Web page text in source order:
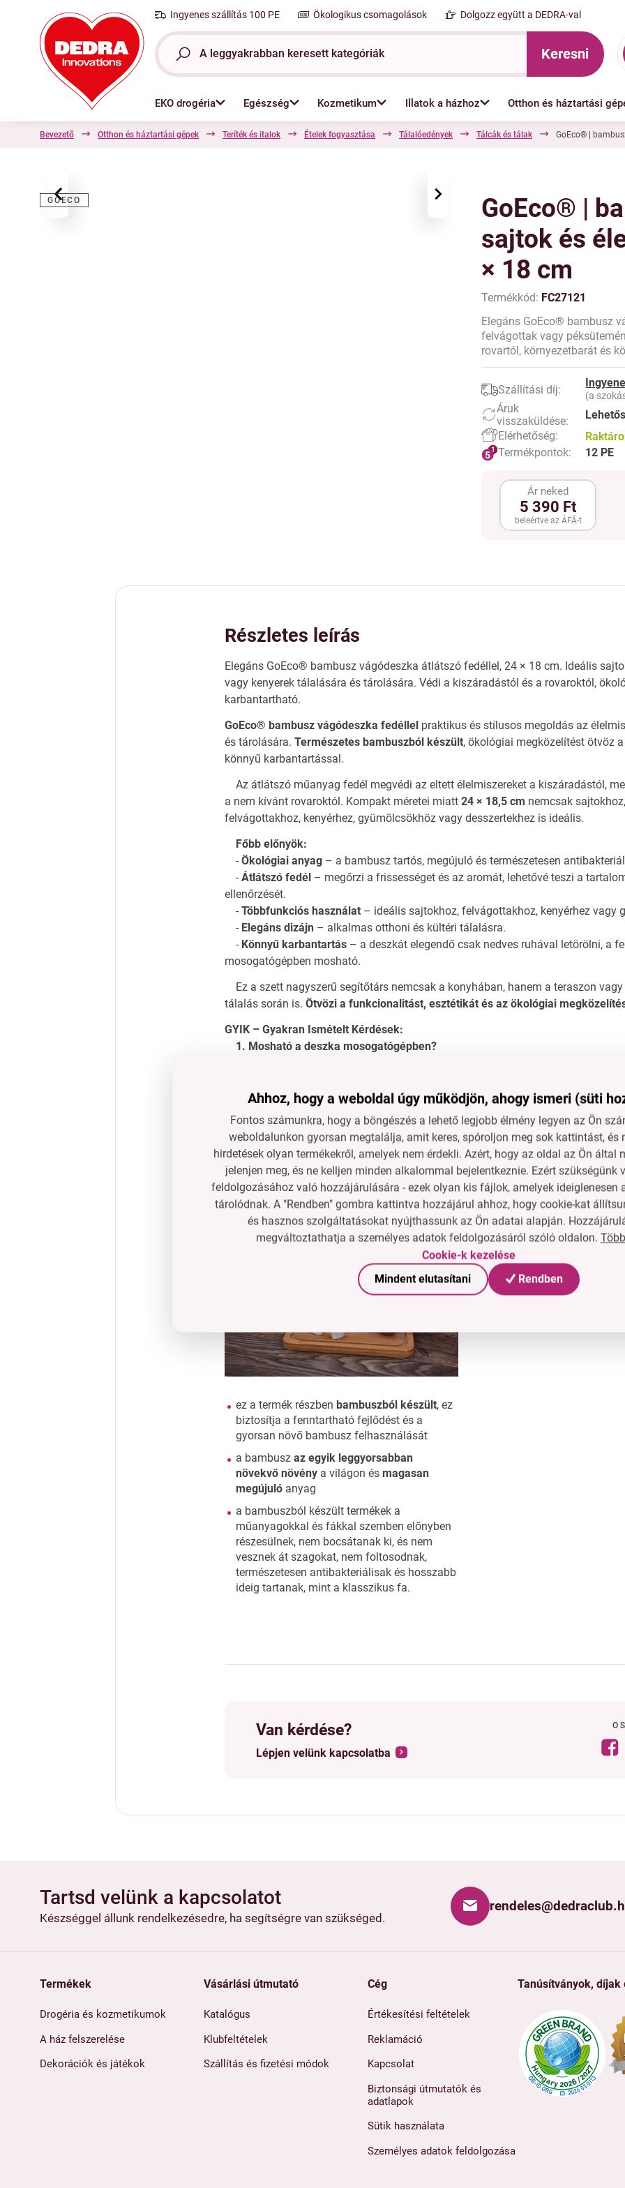
Ingyenes szállítás 100 PE Ökologikus csomagolások Dolgozz együtt a DEDRA-val
Keresni
EKO drogéria Egészség Kozmetikum Illatok a házhoz Otthon és háztartási
Bevezető Otthon és háztartási gépek Teríték és italok Ételek fogyasztása Tálalóedények Tálcák és tálak GoEco® |
GOECO
‹ ›
GoEco® |
sajtok és
× 18 cm
Termékkód: FC27121
Elegáns GoEco® bambusz
felvágottak vagy
rovartól, környezetbarát és
Szállítási díj: (a
Áruk
visszaküldése:
Elérhetőség:
Termékpontok:
12 PE
Ár neked
5 390 Ft
beleértve az ÁFÁ-t
Részletes leírás
Elegáns GoEco® bambusz vágódeszka átlátszó fedéllel, 24 × 18 cm. Ideális
vagy kenyerek tálalására és tárolására. Védi a kiszáradástól és a rovaroktól,
karbantartható.
GoEco® bambusz vágódeszka fedéllel praktikus és stílusos megoldás az
és tárolására.Természetes bambuszból készült, ökológiai megközelítést ötvöz
könnyű karbantartással.
Az átlátszó műanyag fedél megvédi az eltett élelmiszereket a kiszáradástól,
a nem kívánt rovaroktól. Kompakt méretei miatt24 × 18,5 cm nemcsak
felvágottakhoz, kenyérhez, gyümölcsökhöz vagy desszertekhez is ideális.
Főbb előnyök:
-Ökológiai anyag – a bambusz tartós, megújuló és természetesen
-Átlátszó fedél – megőrzi a frissességet és az aromát, lehetővé teszi a
ellenőrzését.
-Többfunkciós használat – ideális sajtokhoz, felvágottakhoz, kenyérhez vagy
- Elegáns dizájn – alkalmas otthoni és kültéri tálalásra.
- Könnyű karbantartás – a deszkát elegendő csak nedves ruhával letörölni, a
mosogatógépben mosható.
Ez a szett nagyszerű segítőtárs nemcsak a konyhában, hanem a teraszon
tálalás során is.Ötvözi a funkcionalitást, esztétikát és az ökológiai
GYIK – Gyakran Ismételt Kérdések:
1. Mosható a deszka mosogatógépben?
Igen, kiváló minőségű átlátszó műanyagból készült, amely szilárd és könnyű.
3. Kültéri használatra is alkalmas?
Igen, a fedél megvédi az élelmiszereket a rovaroktól, így ideális kertiparti vagy
4. Antibakteriális hatású a bambusz?
Igen, a bambusz természetesen ellenáll a baktériumok és a szagok
a bambusz vágódeszka
ellátva,
a sajtok intenzív
ez a termék részbenbambuszból készült, ez
biztosítja a fenntartható fejlődést és a
gyorsan növő bambusz felhasználását
a bambuszaz egyik leggyorsabban
növekvő növény a világon ésmagasan
megújuló anyag
a bambuszból készült termékek a
műanyagokkal és fákkal szemben előnyben
részesülnek, nem bocsátanak ki, és nem
vesznek át szagokat, nem foltosodnak,
természetesen antibakteriálisak és hosszabb
ideig tartanak, mint a klasszikus fa.
Van kérdése?
Lépjen velünk kapcsolatba
Tartsd velünk a kapcsolatot
Készséggel állunk rendelkezésedre, ha segítségre van szükséged.
Termékek
Drogéria és kozmetikumok
A ház felszerelése
Dekorációk és játékok
Vásárlási útmutató
Katalógus
Klubfeltételek
Szállítás és fizetési módok
Cég
Értékesítési feltételek
Reklamáció
Kapcsolat
Biztonsági útmutatók és
adatlapok
Sütik használata
Személyes adatok feldolgozása
Tanúsítványok, díjak
Ahhoz, hogy a weboldal úgy működjön, ahogy ismeri (süti
Fontos számunkra, hogy a böngészés a lehető legjobb élmény legyen az Ön
weboldalunkon gyorsan megtalálja, amit keres, spóroljon meg sok kattintást, és
hirdetések olyan termékekről, amelyek nem érdekli. Azért, hogy az oldal az Ön által
jelenjen meg, és ne kelljen minden alkalommal bejelentkeznie. Ezért szükségünk
feldolgozásához való hozzájárulására - ezek olyan kis fájlok, amelyek ideiglenesen
tárolódnak. A "Rendben" gombra kattintva hozzájárul ahhoz, hogy cookie-kat
és hasznos szolgáltatásokat nyújthassunk az Ön adatai alapján.
megváltoztathatja a személyes adatok feldolgozásáról szóló oldalon.
Cookie-k kezelése
Mindent elutasítani Rendben